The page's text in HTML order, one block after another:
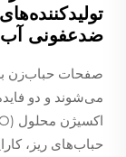
ضدعفونی آب
صفحات حباب‌زن
می‌شوند و دو
اکسیژن محلول (DO)
حباب‌های ریز،